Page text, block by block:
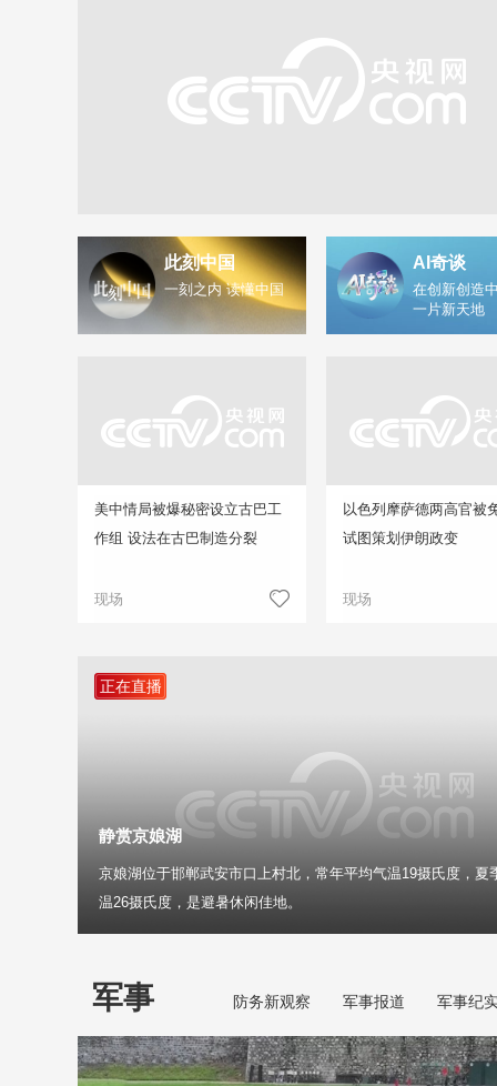
此刻中国
一刻之内 读懂中国
AI奇谈
在创新创造
一片新天地
美中情局被爆秘密设立古巴工
作组 设法在古巴制造分裂
现场
以色列摩萨德两高官被
试图策划伊朗政变
现场
正在直播
静赏京娘湖
京娘湖位于邯郸武安市口上村北，常年平均气温19摄氏度，夏
温26摄氏度，是避暑休闲佳地。
军事 防务新观察 军事报道 军事纪